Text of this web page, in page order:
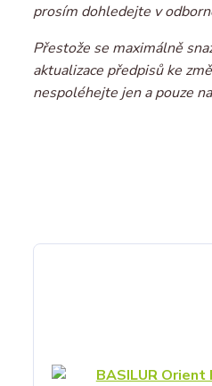
prosím dohledejte v
Přestože se maximálně
aktualizace předpisů ke
nespoléhejte jen a pouze